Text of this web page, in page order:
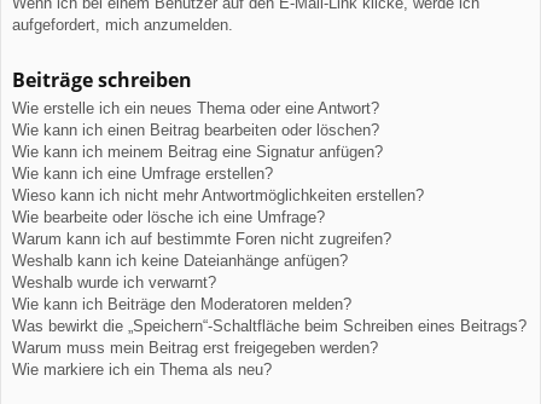
aufgefordert, mich anzumelden.
Beiträge schreiben
Wie erstelle ich ein neues Thema oder eine Antwort?
Wie kann ich einen Beitrag bearbeiten oder löschen?
Wie kann ich meinem Beitrag eine Signatur anfügen?
Wie kann ich eine Umfrage erstellen?
Wieso kann ich nicht mehr Antwortmöglichkeiten erstellen?
Wie bearbeite oder lösche ich eine Umfrage?
Warum kann ich auf bestimmte Foren nicht zugreifen?
Weshalb kann ich keine Dateianhänge anfügen?
Weshalb wurde ich verwarnt?
Wie kann ich Beiträge den Moderatoren melden?
Was bewirkt die „Speichern“-Schaltfläche beim Schreiben eines Beitrags?
Warum muss mein Beitrag erst freigegeben werden?
Wie markiere ich ein Thema als neu?